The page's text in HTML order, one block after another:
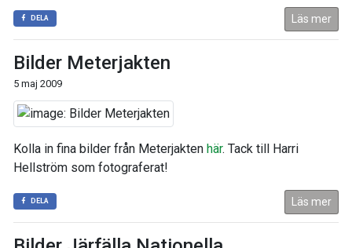
DELA Läs mer
Bilder Meterjakten
5 maj 2009
Kolla in fina bilder från Meterjakten här. Tack till Harri
Hellström som fotograferat!
DELA Läs mer